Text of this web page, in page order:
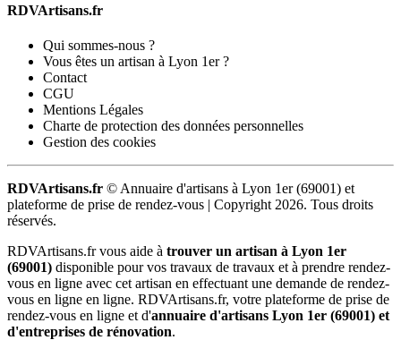
RDVArtisans.fr
Qui sommes-nous ?
Vous êtes un artisan à Lyon 1er ?
Contact
CGU
Mentions Légales
Charte de protection des données personnelles
Gestion des cookies
RDVArtisans.fr © Annuaire d'artisans à Lyon 1er (69001) et
plateforme de prise de rendez-vous | Copyright 2026. Tous droits
réservés.
RDVArtisans.fr vous aide à trouver un artisan à Lyon 1er
(69001) disponible pour vos travaux de travaux et à prendre rendez-
vous en ligne avec cet artisan en effectuant une demande de rendez-
vous en ligne en ligne. RDVArtisans.fr, votre plateforme de prise de
rendez-vous en ligne et d'annuaire d'artisans Lyon 1er (69001) et
d'entreprises de rénovation.